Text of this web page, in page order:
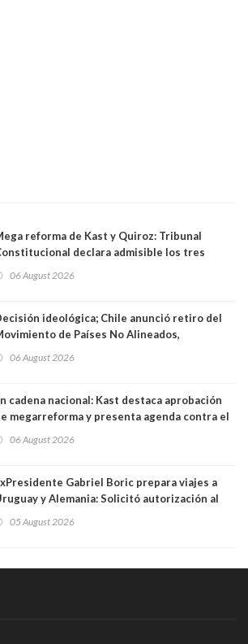
reforma de Kast y Quiroz: Tribunal
declara admisible los tres
06 August 2026
ideológica; Chile anunció retiro del
de Países No Alineados,
1971. Excanciller Insulza lamentó decisión
06 August 2026
cadena nacional: Kast destaca aprobación
megarreforma y presenta agenda contra el
06 August 2026
Gabriel Boric prepara viajes a
y Alemania: Solicitó autorización al
05 August 2026